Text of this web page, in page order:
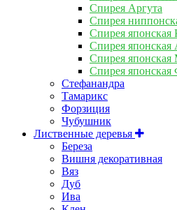
Спирея Аргута
Спирея
Спирея японская
Спирея японская
Спирея японская
Спирея японская
Стефанандра
Тамарикс
Форзиция
Чубушник
Лиственные деревья
Береза
Вишня декоративная
Вяз
Дуб
Ива